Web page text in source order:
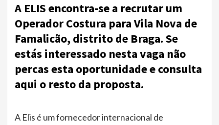
A ELIS encontra-se a recrutar um
Operador Costura para Vila Nova de
Famalicão, distrito de Braga. Se
estás interessado nesta vaga não
percas esta oportunidade e consulta
aqui o resto da proposta.
A Elis é um fornecedor internacional de